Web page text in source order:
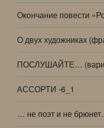
Окончание повести
О двух художниках
ПОСЛУШАЙТЕ…
АССОРТИ -6_1
… не поэт и не